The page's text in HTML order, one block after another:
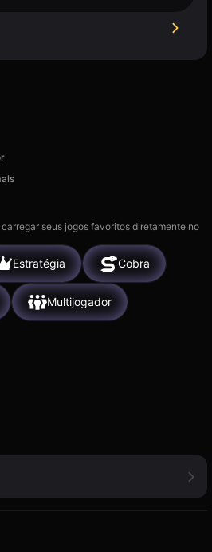
seus jogos favoritos diretamente no
Estratégia Cobra
Multijogador